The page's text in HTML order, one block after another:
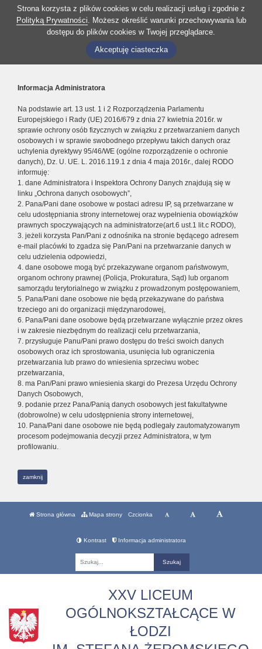
Strona korzysta z plików cookies w celu realizacji usług i zgodnie z
Polityką Prywatności. Możesz określić warunki przechowywania lub
dostępu do plików cookies w Twojej przeglądarce.
Akceptuję ciasteczka
Informacja Administratora
Na podstawie art. 13 ust. 1 i 2 Rozporządzenia Parlamentu
Europejskiego i Rady (UE) 2016/679 z dnia 27 kwietnia 2016r. w
sprawie ochrony osób fizycznych w związku z przetwarzaniem danych
osobowych i w sprawie swobodnego przepływu takich danych oraz
uchylenia dyrektywy 95/46/WE (ogólne rozporządzenie o ochronie
danych), Dz. U. UE. L. 2016.119.1 z dnia 4 maja 2016r., dalej RODO
informuję:
1. dane Administratora i Inspektora Ochrony Danych znajdują się w
linku „Ochrona danych osobowych”,
2. Pana/Pani dane osobowe w postaci adresu IP, są przetwarzane w
celu udostępniania strony internetowej oraz wypełnienia obowiązków
prawnych spoczywających na administratorze(art.6 ust.1 lit.c RODO),
3. jeżeli korzysta Pan/Pani z odnośnika na stronie będącego adresem
e-mail placówki to zgadza się Pan/Pani na przetwarzanie danych w
celu udzielenia odpowiedzi,
4. dane osobowe mogą być przekazywane organom państwowym,
organom ochrony prawnej (Policja, Prokuratura, Sąd) lub organom
samorządu terytorialnego w związku z prowadzonym postępowaniem,
5. Pana/Pani dane osobowe nie będą przekazywane do państwa
trzeciego ani do organizacji międzynarodowej,
6. Pana/Pani dane osobowe będą przetwarzane wyłącznie przez okres
i w zakresie niezbędnym do realizacji celu przetwarzania,
7. przysługuje Panu/Pani prawo dostępu do treści swoich danych
osobowych oraz ich sprostowania, usunięcia lub ograniczenia
przetwarzania lub prawo do wniesienia sprzeciwu wobec
przetwarzania,
8. ma Pan/Pani prawo wniesienia skargi do Prezesa Urzędu Ochrony
Danych Osobowych,
9. podanie przez Pana/Panią danych osobowych jest fakultatywne
(dobrowolne) w celu udostępnienia strony internetowej,
10. Pana/Pani dane osobowe nie będą podlegały zautomatyzowanym
procesom podejmowania decyzji przez Administratora, w tym
profilowaniu.
zamknij
Strona główna Mapa strony Czcionka
Kontrast Informacja administratora
XXV LICEUM
OGÓLNOKSZTAŁCĄCE W
ŁODZI